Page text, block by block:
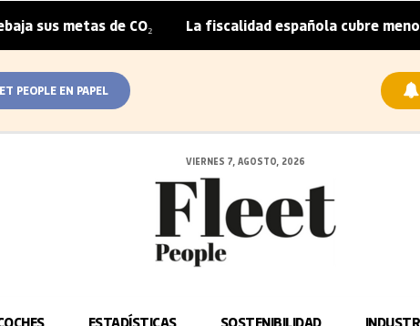
metas de CO₂ | La fiscalidad española cubre menos
PEOPLE EN PAPEL
VIERNES 7, AGOSTO, 2026
ESTADÍSTICAS SOSTENIBILIDAD